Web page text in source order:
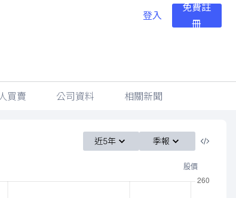
登入
免費註
冊
買賣 公司資料 相關新聞
近5年 季報